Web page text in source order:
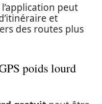
peut
et
des routes plus
poids lourd